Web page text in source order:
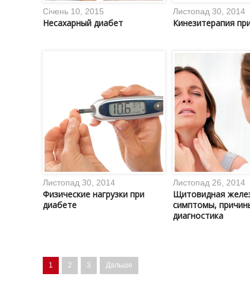
Січень 10, 2015
Несахарный диабет
Листопад 30, 2014
Кинезитерапия
Листопад 30, 2014
Физические нагрузки при
диабете
Листопад 26, 2014
Щитовидная
симптомы,
диагностика
1 2 3 Дальше